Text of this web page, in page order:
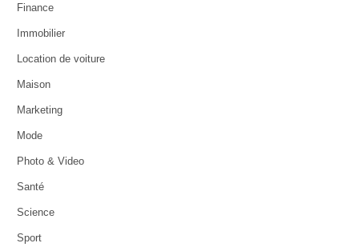
Finance
Immobilier
Location de voiture
Maison
Marketing
Mode
Photo & Video
Santé
Science
Sport